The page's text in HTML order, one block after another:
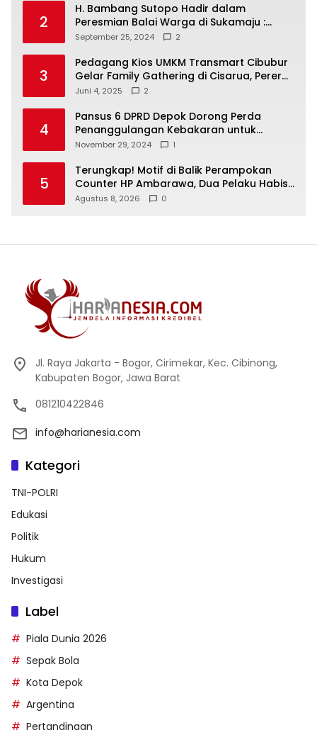
2
H. Bambang Sutopo Hadir dalam
Peresmian Balai Warga di Sukamaju :
Wadah Baru untuk Kolaborasi dan
September 25, 2024 2
3
Pedagang Kios UMKM Transmart Cibubur
Gelar Family Gathering di Cisarua, Pererat
Silaturahmi dan Kekompakan
Juni 4, 2025 2
4
Pansus 6 DPRD Depok Dorong Perda
Penanggulangan Kebakaran untuk
Keselamatan Warga
November 29, 2024 1
5
Terungkap! Motif di Balik Perampokan
Counter HP Ambarawa, Dua Pelaku Habisi
Pemilik Toko dan Bawa puluhan HP
Agustus 8, 2026 0
Jl. Raya Jakarta - Bogor, Cirimekar, Kec. Cibinong,
Kabupaten Bogor, Jawa Barat
081210422846
info@harianesia.com
Kategori
TNI-POLRI
Edukasi
Politik
Hukum
Investigasi
Label
Piala Dunia 2026
Sepak Bola
Kota Depok
Argentina
Pertandingan